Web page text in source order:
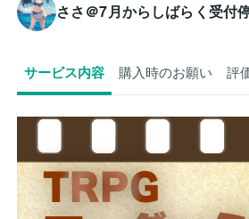
ささ＠7月からしばらく受付
サービス内容 購入時のお願い 評